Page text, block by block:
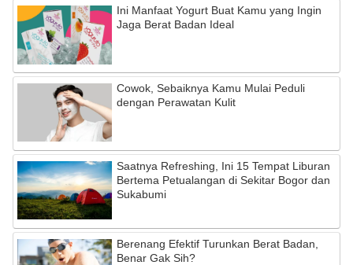
Ini Manfaat Yogurt Buat Kamu yang Ingin
Jaga Berat Badan Ideal
Cowok, Sebaiknya Kamu Mulai Peduli
dengan Perawatan Kulit
Saatnya Refreshing, Ini 15 Tempat Liburan
Bertema Petualangan di Sekitar Bogor dan
Sukabumi
Berenang Efektif Turunkan Berat Badan,
Benar Gak Sih?